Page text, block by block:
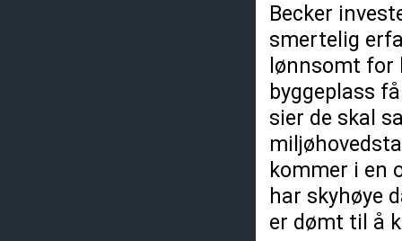
Becker
smertelig
lønnsomt
byggeplass
sier de skal
kommer i en
har skyhøye
er dømt til å